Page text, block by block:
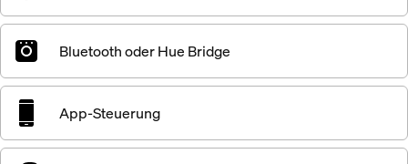
Bluetooth oder Hue Bridge
App-Steuerung